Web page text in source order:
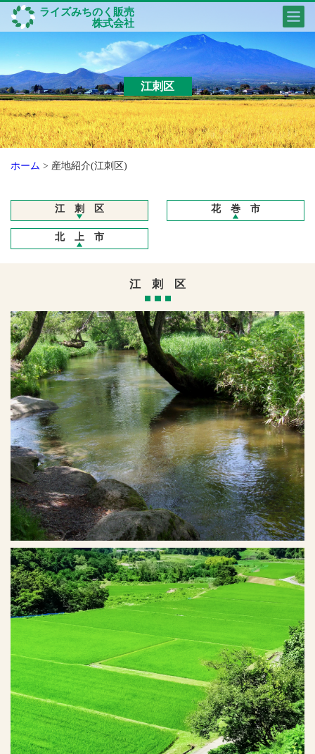
ライズみちのく販売
株式会社
江刺区
ホーム > 産地紹介(江刺区)
江 刺 区 花 巻 市
北 上 市
江 刺 区